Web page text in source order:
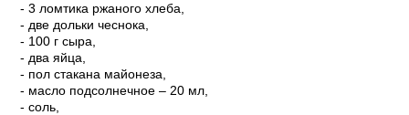
- 3 ломтика ржаного хлеба,
- две дольки чеснока,
- 100 г сыра,
- два яйца,
- пол стакана майонеза,
- масло подсолнечное – 20 мл,
- соль,